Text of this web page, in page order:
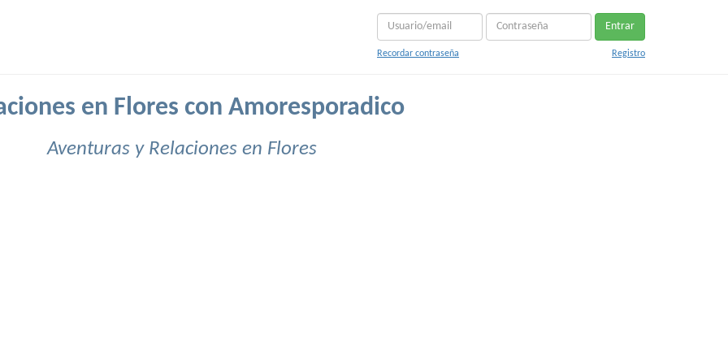
Entrar
Recordar contraseña Registro
en Flores con Amoresporadico
Aventuras y Relaciones en Flores